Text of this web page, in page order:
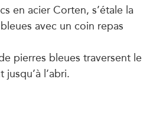
en acier Corten, s’étale la
avec un coin repas
pierres bleues traversent le
l’abri.